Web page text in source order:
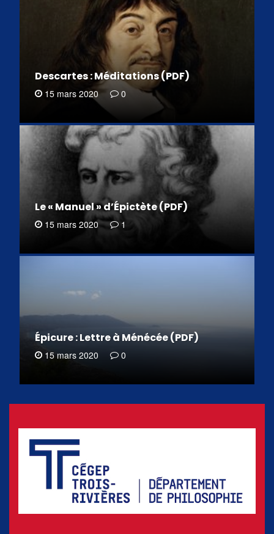
Descartes : Méditations (PDF)
15 mars 2020 0
Le « Manuel » d’Épictète (PDF)
15 mars 2020 1
Épicure : Lettre à Ménécée (PDF)
15 mars 2020 0